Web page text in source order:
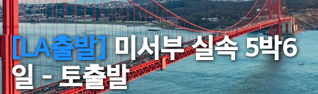
[LA출발]미서부 실속 5박6
일 - 토출발